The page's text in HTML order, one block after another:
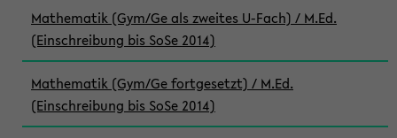
Mathematik (Gym/Ge als zweites U-Fach) / M.Ed.
(Einschreibung bis SoSe 2014)
Mathematik (Gym/Ge fortgesetzt) / M.Ed.
(Einschreibung bis SoSe 2014)